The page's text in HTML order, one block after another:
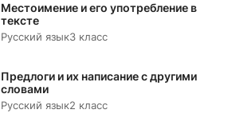
Местоимение и его употребление в
тексте
Русский язык3 класс
Предлоги и их написание с другими
словами
Русский язык2 класс